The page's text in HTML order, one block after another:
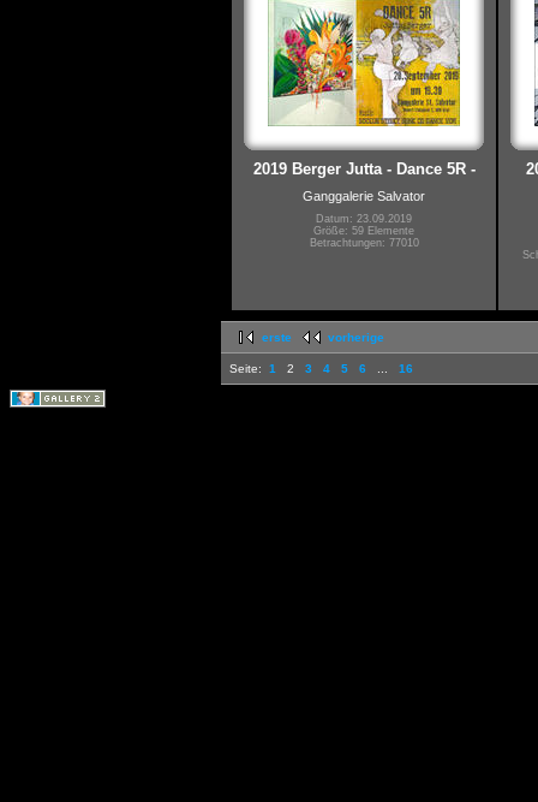
2019 Berger Jutta - Dance 5R -
Ganggalerie Salvator
Datum: 23.09.2019
Größe: 59 Elemente
Betrachtungen: 77010
erste vorherige
Seite: 1 2 3 4 5 6 16